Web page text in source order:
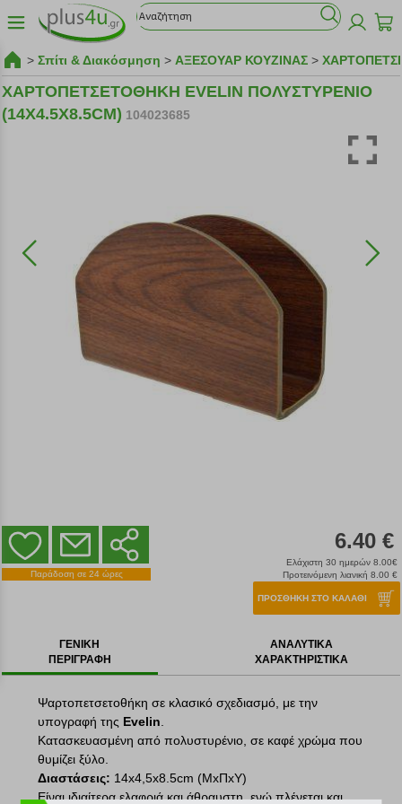
> Σπίτι & Διακόσμηση > ΑΞΕΣΟΥΑΡ ΚΟΥΖΙΝΑΣ >
ΧΑΡΤΟΠΕΤΣΕΤΟΘΗΚΗ EVELIN ΠΟΛΥΣΤΥΡΕΝΙΟ
(14X4.5X8.5CM) 104023685
Παράδοση σε 24 ώρες
6.40 €
Ελάχιστη 30 ημερών 8.00€
Προτεινόμενη λιανική 8.00 €
ΠΡΟΣΘΗΚΗ ΣΤΟ ΚΑΛΑΘΙ
ΓΕΝΙΚΗ
ΠΕΡΙΓΡΑΦΗ
ΑΝΑΛΥΤΙΚΑ
ΧΑΡΑΚΤΗΡΙΣΤΙΚΑ
Ψαρτοπετσετοθήκη σε κλασικό σχεδιασμό, με την
υπογραφή της Evelin.
Κατασκευασμένη από πολυστυρένιο, σε καφέ χρώμα που
θυμίζει ξύλο.
Διαστάσεις: 14x4,5x8.5cm (ΜxΠxΥ)
Είναι ιδιαίτερα ελαφριά και άθραυστη, ενώ πλένεται και